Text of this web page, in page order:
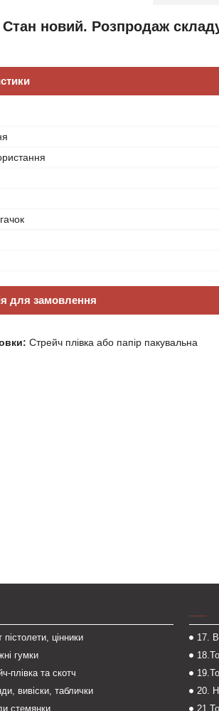
Стан новий. Розпродаж
для замовлення
Стрейч плівка або папір пакувальна
пістолети, цінники
гумки
плівка та скотч
вивіски, таблички
стемянки
17.
20.